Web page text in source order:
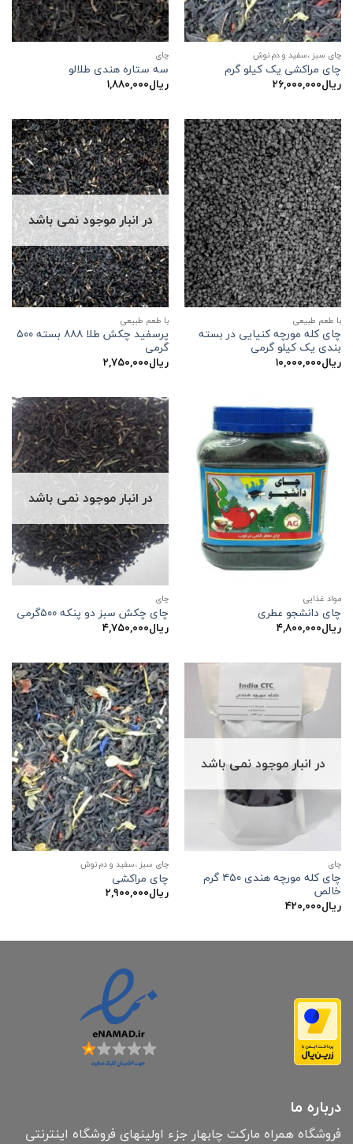
چای سبز ،سفید و دم نوش
چای مراکشی یک کیلو گرم
ریال۲۶,۰۰۰,۰۰۰
چاي
سه ستاره هندی طلالو
ریال۱,۸۸۰,۰۰۰
با طعم طبیعی
چای کله مورچه کنیایی در بسته
بندی یک کیلو گرمی
ریال۱۰,۰۰۰,۰۰۰
در انبار موجود نمی باشد
با طعم طبیعی
پرسفید چکش طلا ۸۸۸ بسته ۵۰۰
گرمی
ریال۲,۷۵۰,۰۰۰
مواد غذایی
چای دانشجو عطری
ریال۴,۸۰۰,۰۰۰
در انبار موجود نمی باشد
چاي
چای چکش سبز دو پنکه ۵۰۰گرمی
ریال۴,۷۵۰,۰۰۰
در انبار موجود نمی باشد
چاي
چای کله مورچه هندی ۴۵۰ گرم
خالص
ریال۴۲۰,۰۰۰
چای سبز ،سفید و دم نوش
چای مراکشی
ریال۲,۹۰۰,۰۰۰
درباره ما
فروشگاه همراه مارکت چابهار جزء اولینهای فروشگاه اینترنتی